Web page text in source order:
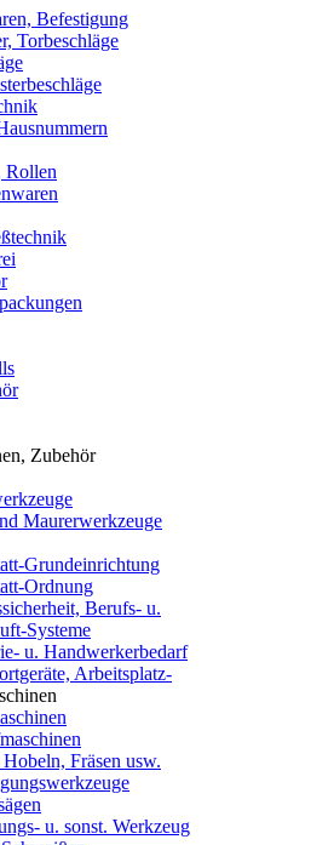
Befestigung
Torbeschläge
Rollen
Zubehör
Maurerwerkzeuge
Grundeinrichtung
Ordnung
Berufs- u.
Systeme
u. Handwerkerbedarf
Arbeitsplatz-
Hobeln, Fräsen usw.
u. sonst. Werkzeug